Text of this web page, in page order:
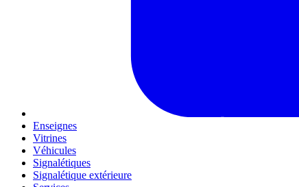
Enseignes
Vitrines
Véhicules
Signalétiques
Signalétique extérieure